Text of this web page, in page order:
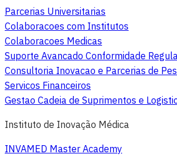
Parcerias Universitarias
Colaboracoes com Institutos
Colaboracoes Medicas
Suporte Avancado Conformidade
Consultoria Inovacao e Parcerias de
Servicos Financeiros
Gestao Cadeia de Suprimentos e
Instituto de Inovação Médica
INVAMED Master Academy